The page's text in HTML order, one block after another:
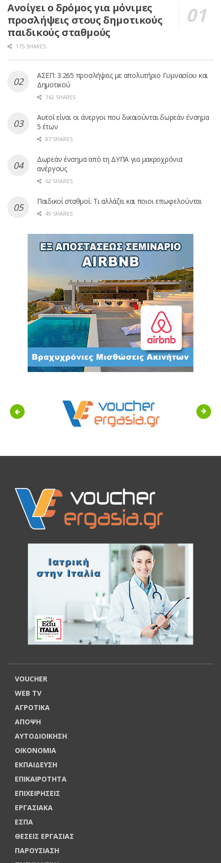
Ανοίγει ο δρόμος για μόνιμες
προσλήψεις στους δημοτικούς
παιδικούς σταθμούς
175 SHARES
ΑΣΕΠ: 3.265 προσλήψεις με απολυτήριο Γυμνασίου και
Δημοτικού
162 SHARES
Αυτοί είναι οι άνεργοι που δικαιούνται δωρεάν ένσημα
5 έτων
87 SHARES
Δωρεάν ένσημα από τη ΔΥΠΑ για μακροχρόνια
ανέργους
62 SHARES
Παιδικοί σταθμοί: Τι αλλάζει και ποιοι επωφελούνται
49 SHARES
Previous Next
VOUCHER
WEB TV
ΑΓΡΟΤΙΚΑ
ΑΠΟΨΗ
ΑΥΤΟΔΙΟΙΚΗΣΗ
ΟΙΚΟΝΟΜΙΑ
ΕΚΠΑΙΔΕΥΣΗ
ΕΠΙΚΑΙΡΟΤΗΤΑ
ΕΠΙΧΕΙΡΗΣΕΙΣ
ΕΡΓΑΣΙΑΚΑ
ΕΣΠΑ
ΘΕΣΕΙΣ ΕΡΓΑΣΙΑΣ
ΠΑΡΟΥΣΙΑΣΗ